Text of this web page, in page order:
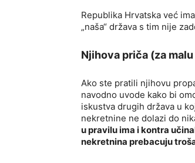
Republika Hrvatska već
„naša“ država s tim nije
Njihova priča (za
Ako ste pratili njihovu
navodno uvode kako bi
iskustva drugih država u
nekretnine ne dolazi do
u pravilu ima i kontra
nekretnina prebacuju